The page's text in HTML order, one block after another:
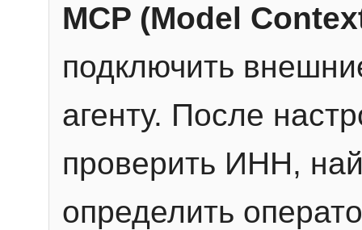
MCP (Model
подключить
агенту. После
проверить ИНН,
определить